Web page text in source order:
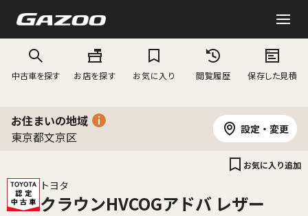
中古車を探す お店を探す お気に入り 閲覧履歴 保存した見積
お住まいの地域
東京都文京区
設定・変更
トヨタ
クラウンHVCOGアドバ レザー
お気に入り追加